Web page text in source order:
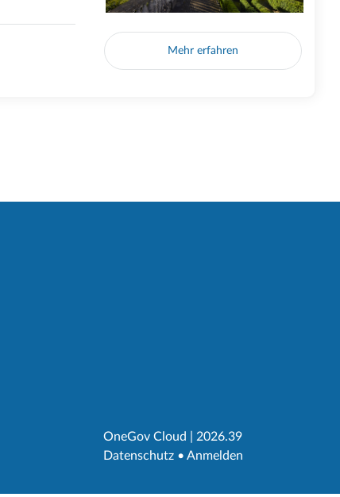
Mehr erfahren
OneGov Cloud (External Link)
2026.39
Datenschutz (External Link)
Anmelden